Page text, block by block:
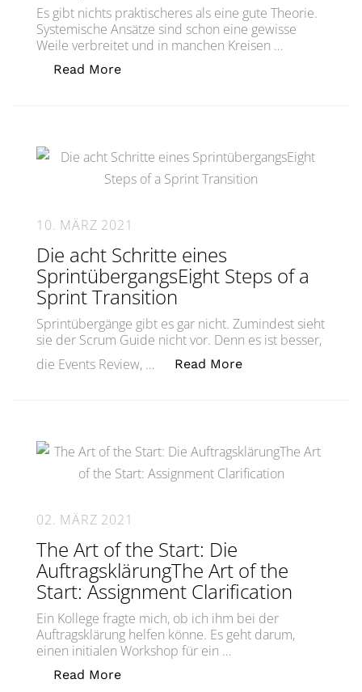
Es gibt nichts praktischeres als eine gute Theorie.
Systemische Ansätze sind schon eine gewisse
Weile verbreitet und in manchen Kreisen …
Read More„Systemtheorie – Chrashkurs #1:
10. MÄRZ 2021
Die acht Schritte eines
SprintübergangsEight Steps of a
Sprint Transition
Sprintübergänge gibt es gar nicht. Zumindest sieht
sie der Scrum Guide nicht vor. Denn es ist besser,
die Events Review, …
Read More„Die acht Schritte
02. MÄRZ 2021
The Art of the Start: Die
AuftragsklärungThe Art of the
Start: Assignment Clarification
Ein Kollege fragte mich, ob ich ihm bei der
Auftragsklärung helfen könne. Es geht darum,
einen initialen Workshop für ein …
Read More„The Art of the Start: Die